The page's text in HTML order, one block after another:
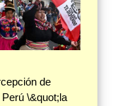
de
\&quot;la